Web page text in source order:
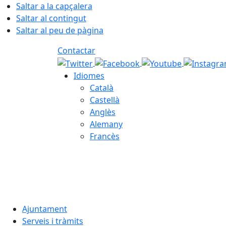
Saltar a la capçalera
Saltar al contingut
Saltar al peu de pàgina
Contactar
Idiomes
Català
Castellà
Anglès
Alemany
Francès
Ajuntament
Serveis i tràmits